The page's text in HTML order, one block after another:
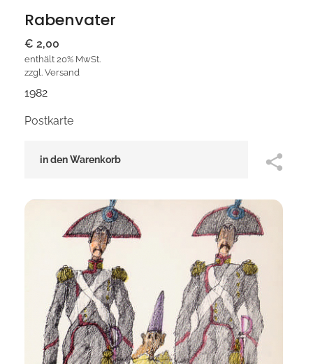
Rabenvater
€ 2,00
enthält 20% MwSt.
zzgl. Versand
1982
Postkarte
in den Warenkorb